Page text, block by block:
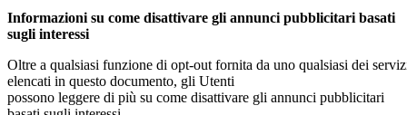
Informazioni su come disattivare gli annunci pubblicitari basati
sugli interessi
Oltre a qualsiasi funzione di opt-out fornita da uno qualsiasi dei
elencati in questo documento, gli Utenti
possono leggere di più su come disattivare gli annunci pubblicitari